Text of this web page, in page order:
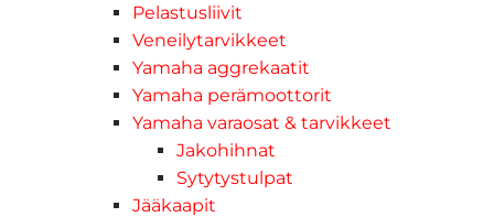
Pelastusliivit
Veneilytarvikkeet
Yamaha aggrekaatit
Yamaha perämoottorit
Yamaha varaosat & tarvikkeet
Jakohihnat
Sytytystulpat
Jääkaapit